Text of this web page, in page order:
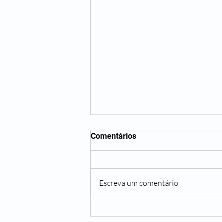
Comentários
Escreva um comentário